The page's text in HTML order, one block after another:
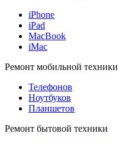
iPhone
iPad
MacBook
iMac
Ремонт мобильной техники
Телефонов
Ноутбуков
Планшетов
Ремонт бытовой техники